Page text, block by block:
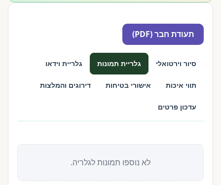
תעודת חבר (PDF)
סיור וירטואלי גלריית תמונות גלריית וידאו
תווי איכות אישורי בטיחות דירוגים והמלצות
עדכון פרטים
לא נוספו תמונות לגלריה.